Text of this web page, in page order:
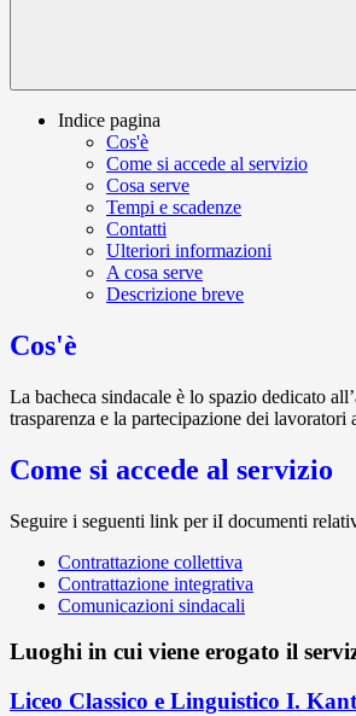
Indice pagina
Cos'è
Come si accede al servizio
Cosa serve
Tempi e scadenze
Contatti
Ulteriori informazioni
A cosa serve
Descrizione breve
Cos'è
La bacheca sindacale è lo spazio dedicato
trasparenza e la partecipazione dei lavoratori
Come si accede al servizio
Seguire i seguenti link per iI documenti
Contrattazione collettiva
Contrattazione integrativa
Comunicazioni sindacali
Luoghi in cui viene erogato il
Liceo Classico e Linguistico I.